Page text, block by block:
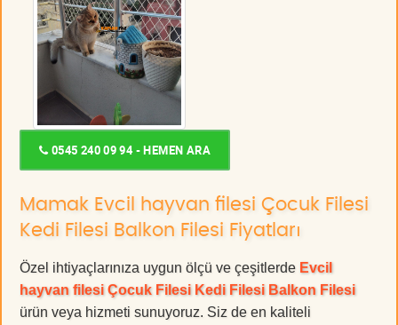
0545 240 09 94 - HEMEN ARA
Mamak Evcil hayvan filesi Çocuk Filesi
Kedi Filesi Balkon Filesi Fiyatları
Özel ihtiyaçlarınıza uygun ölçü ve çeşitlerde Evcil
hayvan filesi Çocuk Filesi Kedi Filesi Balkon Filesi
ürün veya hizmeti sunuyoruz. Siz de en kaliteli